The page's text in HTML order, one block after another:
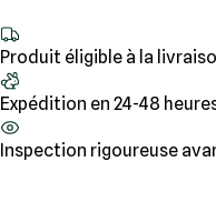
Produit éligible à la
Expédition en 24-48
Inspection rigoureuse